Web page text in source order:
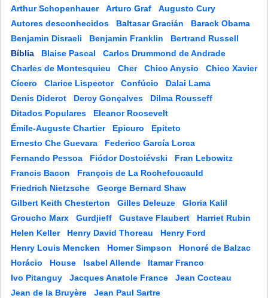
Arthur Schopenhauer
Arturo Graf
Augusto Cury
Autores desconhecidos
Baltasar Gracián
Barack Obama
Benjamin Disraeli
Benjamin Franklin
Bertrand Russell
Bíblia
Blaise Pascal
Carlos Drummond de Andrade
Charles de Montesquieu
Cher Chico Anysio
Chico Xavier
Cícero
Clarice Lispector Confúcio
Dalai Lama
Denis Diderot
Dercy Gonçalves
Dilma Rousseff
Ditados Populares
Eleanor Roosevelt
Émile-Auguste Chartier
Epicuro
Epiteto
Ernesto Che Guevara
Federico García Lorca
Fernando Pessoa
Fiódor Dostoiévski
Fran Lebowitz
Francis Bacon
François de La Rochefoucauld
Friedrich Nietzsche
George Bernard Shaw
Gilbert Keith Chesterton
Gilles Deleuze
Gloria Kalil
Groucho Marx
Gurdjieff Gustave Flaubert
Harriet Rubin
Helen Keller
Henry David Thoreau
Henry Ford
Henry Louis Mencken
Homer Simpson
Honoré de Balzac
Horácio
House Isabel Allende
Itamar Franco
Ivo Pitanguy
Jacques Anatole France
Jean Cocteau
Jean de la Bruyère
Jean Paul Sartre